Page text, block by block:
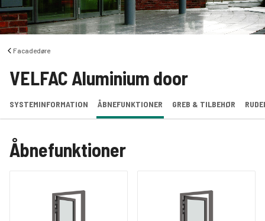
Facadedøre
VELFAC Aluminium door
SYSTEMINFORMATION ÅBNEFUNKTIONER GREB & TILBEHØR
Åbnefunktioner